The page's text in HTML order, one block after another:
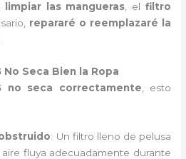
limpiar las mangueras , el filtro
repararé o reemplazaré la
No Seca Bien la Ropa
no seca correctamente , esto
: Un filtro lleno de pelusa
fluya adecuadamente durante